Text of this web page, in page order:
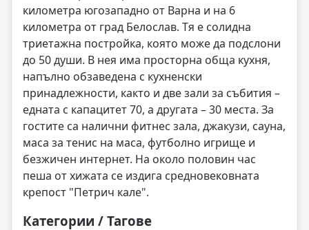
километра югозападно от Варна и на 6
километра от град Белослав. Тя е солидна
триетажна постройка, която може да подслони
до 50 души. В нея има просторна обща кухня,
напълно обзаведена с кухненски
принадлежности, както и две зали за събития –
едната с капацитет 70, а другата – 30 места. За
гостите са налични фитнес зала, джакузи, сауна,
маса за тенис на маса, футболно игрище и
безжичен интернет. На около половин час
пеша от хижата се издига средновековната
крепост "Петрич кале".
Категории / Тагове